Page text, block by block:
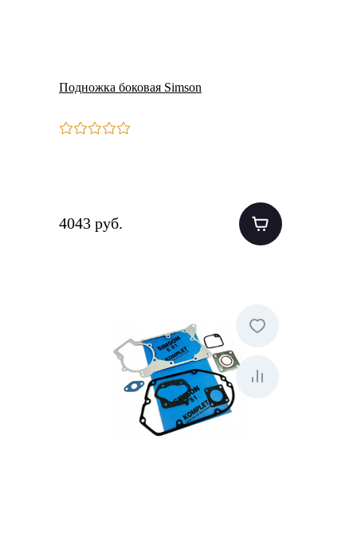
Подножка боковая Simson
4043 руб.